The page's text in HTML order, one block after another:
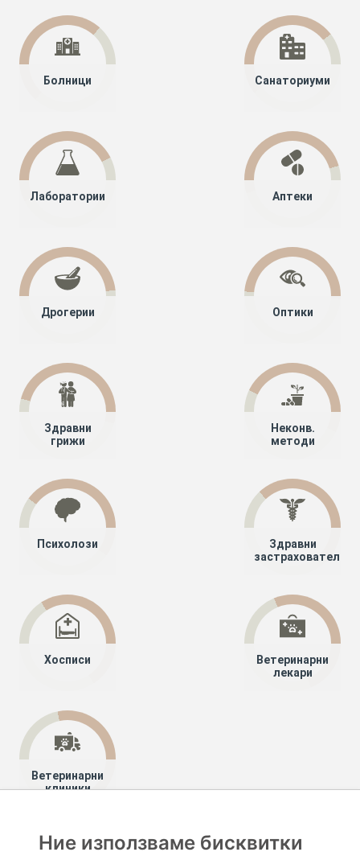
Болници Санаториуми
Лаборатории Аптеки
Дрогерии Оптики
Здравни
грижи
Неконв.
методи
Психолози
Здравни
застрахователи
Хосписи
Ветеринарни
лекари
Ветеринарни
клиники
Специалисти
Ние използваме бисквитки